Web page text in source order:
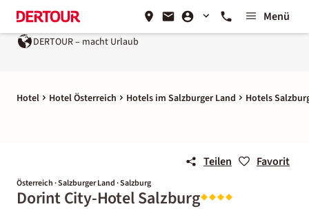
Menü
DERTOUR – macht Urlaub
Hotel Hotel Österreich Hotels im Salzburger Land Hotels
Teilen Favorit
Österreich · Salzburger Land · Salzburg
Dorint City-Hotel Salzburg